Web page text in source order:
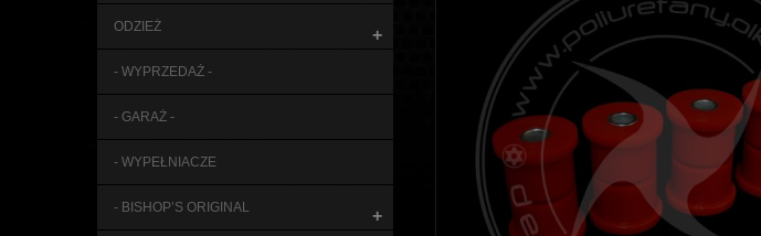
ODZIEŻ +
- WYPRZEDAŻ -
- GARAŻ -
- WYPEŁNIACZE
- BISHOP’S ORIGINAL +